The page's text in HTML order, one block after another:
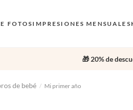
FOTOS IMPRESIONES MENSUALES
🎁 20% de
de bebé / Mi primer año